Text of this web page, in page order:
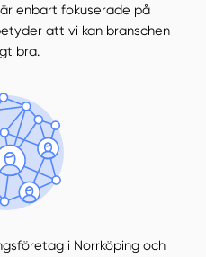
enbart fokuserade på
att vi kan branschen
bra.
i Norrköping och